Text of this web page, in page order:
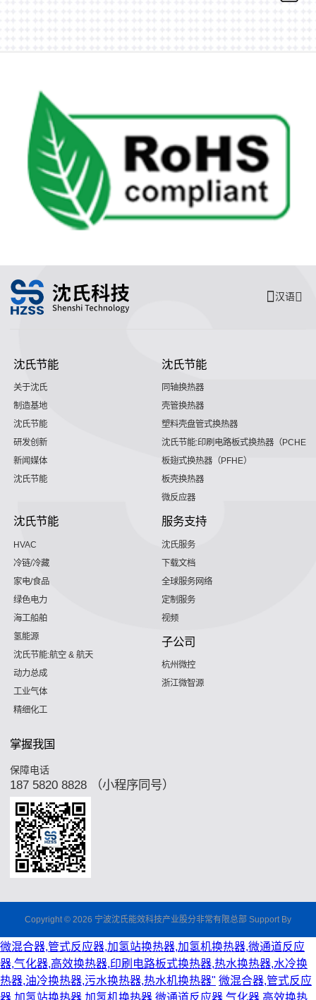
汉语
沈氏节能
关于沈氏
制造基地
沈氏节能
研发创新
新闻媒体
沈氏节能
沈氏节能
同轴换热器
壳管换热器
塑料壳盘管式换热器
沈氏节能:印刷电路板式换热器（PCHE）
板翅式换热器（PFHE）
板壳换热器
微反应器
沈氏节能
HVAC
冷链/冷藏
家电/食品
绿色电力
海工船舶
氢能源
沈氏节能:航空 & 航天
动力总成
工业气体
精细化工
服务支持
沈氏服务
下载文档
全球服务网络
定制服务
视频
子公司
杭州微控
浙江微智源
掌握我国
保障电话
187 5820 8828 （小程序同号）
Copyright © 2026 宁波沈氏能效科技产业股分非常有限总部 Support By
微混合器,管式反应器,加氢站换热器,加氢机换热器,微通道反应
器,气化器,高效换热器,印刷电路板式换热器,热水换热器,水冷换
热器,油冷换热器,污水换热器,热水机换热器" 微混合器,管式反应
器,加氢站换热器,加氢机换热器,微通道反应器,气化器,高效换热